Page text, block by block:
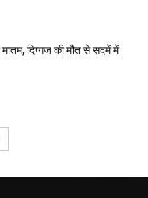
दिग्गज की मौत से सदमें में